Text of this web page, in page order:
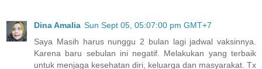
Dina Amalia Sun Sept 05, 05:07:00 pm GMT+7
Saya Masih harus nunggu 2 bulan lagi jadwal vaksinnya.
Karena baru sebulan ini negatif. Melakukan yang terbaik
untuk menjaga kesehatan diri, keluarga dan masyarakat. Tx